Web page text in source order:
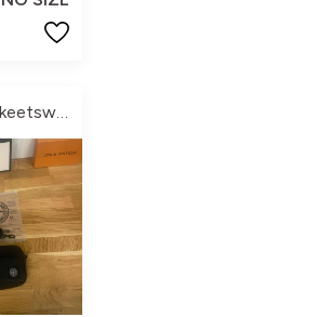
Dripmarkeetsweden